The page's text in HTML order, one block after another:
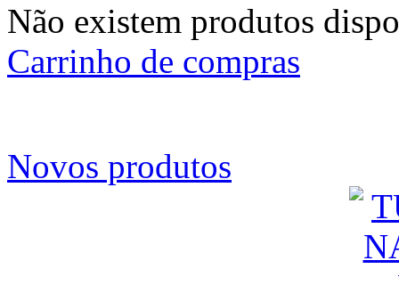
Não existem produtos
Carrinho de compras
Novos produtos